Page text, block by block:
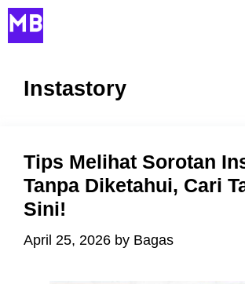
Skip
to
Instastory
Tips Melihat Sorotan
Tanpa Diketahui, Cari
Sini!
April 25, 2026 by Bagas